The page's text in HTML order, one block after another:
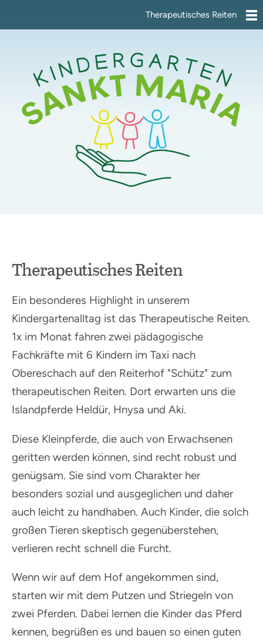
Therapeutisches Reiten
Therapeutisches Reiten
Ein besonderes Highlight in unserem
Kindergartenalltag ist das Therapeutische Reiten.
1x im Monat fahren zwei pädagogische
Fachkräfte mit 6 Kindern im Taxi nach
Obereschach auf den Reiterhof "Schütz" zum
therapeutischen Reiten. Dort erwarten uns die
Islandpferde Heldür, Hnysa und Aki.
Diese Kleinpferde, die auch von Erwachsenen
geritten werden können, sind recht robust und
genügsam. Sie sind vom Charakter her
besonders sozial und ausgeglichen und daher
auch leicht zu handhaben. Auch Kinder, die solch
großen Tieren skeptisch gegenüberstehen,
verlieren recht schnell die Furcht.
Wenn wir auf dem Hof angekommen sind,
starten wir mit dem Putzen und Striegeln von
zwei Pferden. Dabei lernen die Kinder das Pferd
kennen, begrüßen es und bauen so einen guten